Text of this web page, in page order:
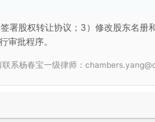
署股权转让协议；3）修改股东名册
审批程序。
系杨春宝一级律师：